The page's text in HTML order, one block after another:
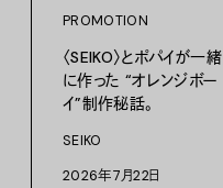
PROMOTION
〈SEIKO〉とポパイが一緒
に作った “オレンジボー
イ”制作秘話。
SEIKO
2026年7月22日